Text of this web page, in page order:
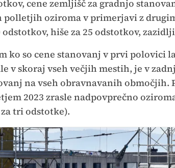
cene zemljišč za gradnjo
polletjih oziroma v primerjavi z
odstotkov, hiše za 25 odstotkov,
ko so cene stanovanj v prvi polovici
v skoraj vseh večjih mestih, je v
na vseh obravnavanih območjih.
2023 zrasle nadpovprečno
tri odstotke).